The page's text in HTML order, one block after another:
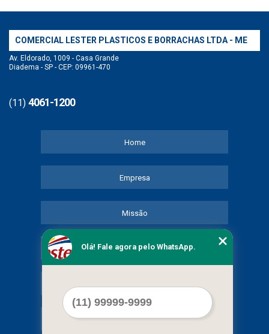
COMERCIAL LESTER PLASTICOS E BORRACHAS LTDA - ME
Av. Eldorado, 1009 - Casa Grande
Diadema - SP - CEP: 09961-470
(11) 4061-1200
Home
Empresa
Missão
Serviços
Mapa do site
Olá! Fale agora pelo WhatsApp.